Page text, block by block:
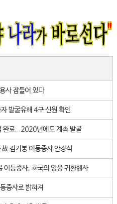
사 잠들어 있다
발굴유해 4구 신원 확인
완료...2020년에도 계속 발굴
김기봉 이등중사 안장식
이등중사, 호국의 영웅 귀환행사
중사로 밝혀져